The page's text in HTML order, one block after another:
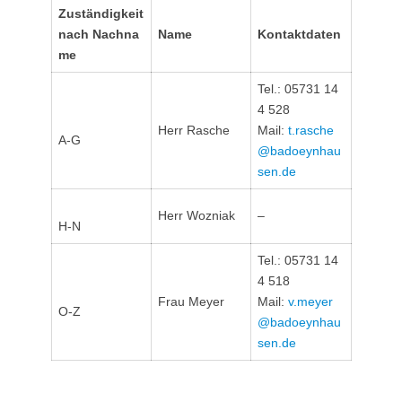
Zuständigkeit
nach Nachna
me
Name Kontaktdaten
A-G
Herr Rasche
Tel.: 05731 14
4 528
Mail: t.rasche
@​badoeynhau
sen.de
H-N
Herr Wozniak –
O-Z
Frau Meyer
Tel.: 05731 14
4 518
Mail: v.meyer
@​badoeynhau
sen.de